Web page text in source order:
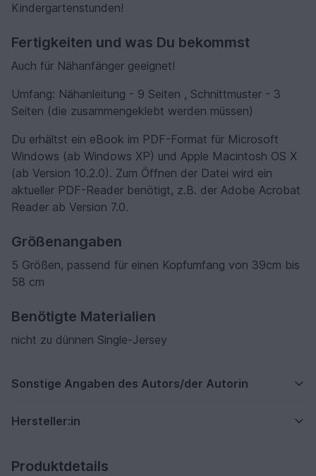
Kindergartenstunden!
Fertigkeiten und was Du bekommst
Auch für Nähanfänger geeignet!
Umfang: Nähanleitung - 9 Seiten , Schnittmuster - 3
Seiten (die zusammengeklebt werden müssen)
Du erhältst ein eBook im PDF-Format für Microsoft
Windows (ab Windows XP) und Apple Macintosh OS X
(ab Version 10.2.0). Zum Öffnen der Datei wird ein
aktueller PDF-Reader benötigt, z.B. der Adobe Acrobat
Reader ab Version 7.0.
Größenangaben
5 Größen, passend für einen Kopfumfang von 39cm bis
58 cm
Benötigte Materialien
nicht zu dünnen Single-Jersey
Sonstige Angaben des Autors/der Autorin
Hersteller:in
Produktdetails